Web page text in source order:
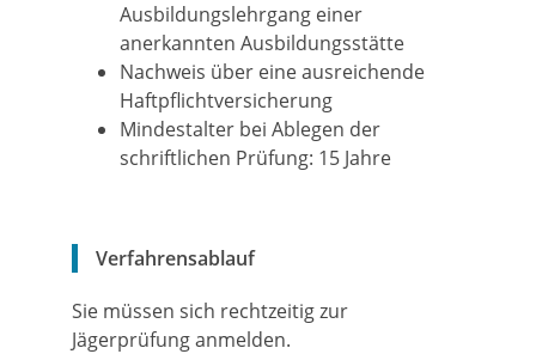
Ausbildungslehrgang einer
anerkannten Ausbildungsstätte
Nachweis über eine ausreichende
Haftpflichtversicherung
Mindestalter bei Ablegen der
schriftlichen Prüfung: 15 Jahre
Verfahrensablauf
Sie müssen sich rechtzeitig zur
Jägerprüfung anmelden.